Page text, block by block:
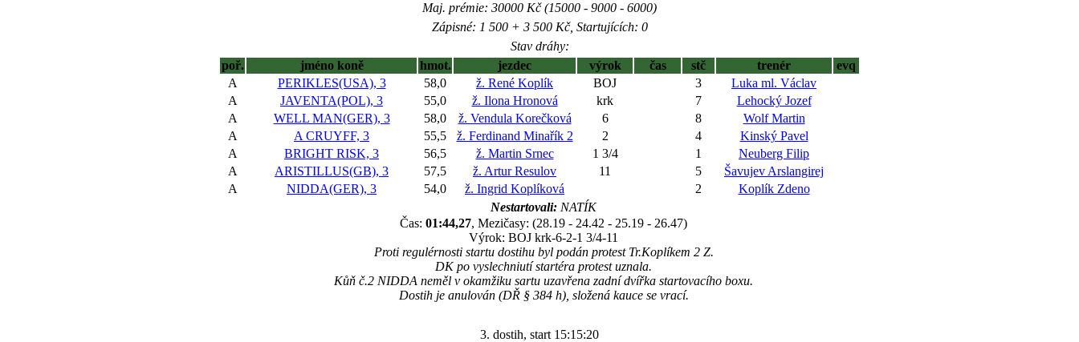
Maj. prémie: 30000 Kč (15000 - 9000 - 6000)
Zápisné: 1 500 + 3 500 Kč, Startujících: 0
Stav dráhy:
poř.
jméno koně hmot. jezdec výrok čas stč trenér
evq
A
PERIKLES(USA), 3 58,0 ž. René Koplík BOJ 3
Luka ml. Václav
A
JAVENTA(POL), 3 55,0 ž. Ilona Hronová krk 7
Lehocký Jozef
A
WELL MAN(GER), 3 58,0 ž. Vendula Korečková 6 8
Wolf Martin
A
A CRUYFF, 3 55,5 ž. Ferdinand Minařík 2 2 4
Kinský Pavel
A
BRIGHT RISK, 3 56,5 ž. Martin Srnec 1 3/4 1
Neuberg Filip
A
ARISTILLUS(GB), 3 57,5 ž. Artur Resulov 11 5
Šavujev Arslangirej
A
NIDDA(GER), 3 54,0 ž. Ingrid Koplíková 2
Koplík Zdeno
Nestartovali: NATÍK
Čas: 01:44,27, Mezičasy: (28.19 - 24.42 - 25.19 - 26.47)
Výrok: BOJ krk-6-2-1 3/4-11
Proti regulérnosti startu dostihu byl podán protest Tr.Koplíkem 2 Z.
DK po vyslechniutí startéra protest uznala.
Kůň č.2 NIDDA neměl v okamžiku sartu uzavřena zadní dvířka startovacího boxu.
Dostih je anulován (DŘ § 384 h), složená kauce se vrací.
3. dostih, start 15:15:20